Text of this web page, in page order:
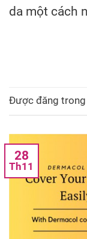
da một cách
Được đăng trong
28
Th11